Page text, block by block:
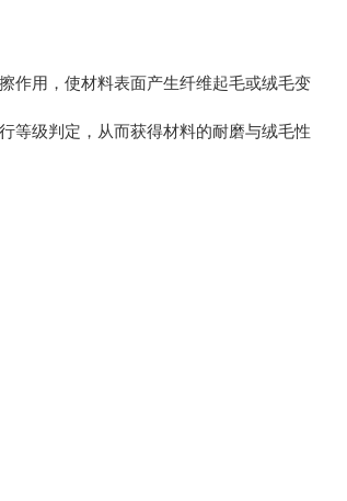
作用，使材料表面产生纤维起毛或绒毛变
等级判定，从而获得材料的耐磨与绒毛性